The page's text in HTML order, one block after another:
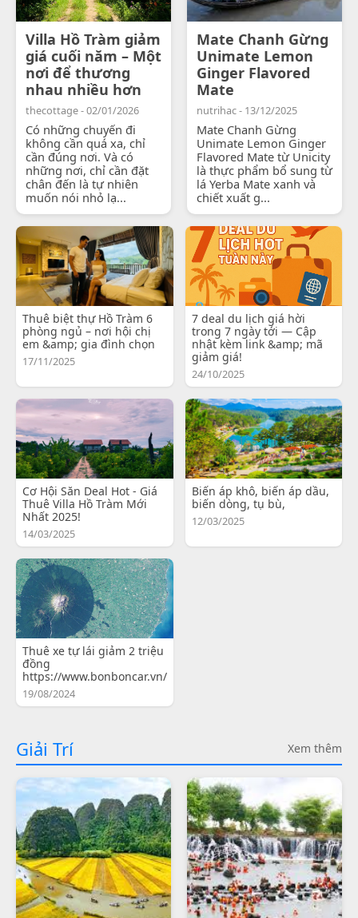
Villa Hồ Tràm giảm
giá cuối năm – Một
nơi để thương
nhau nhiều hơn
thecottage - 02/01/2026
Có những chuyến đi
không cần quá xa, chỉ
cần đúng nơi. Và có
những nơi, chỉ cần đặt
chân đến là tự nhiên
muốn nói nhỏ lạ...
Mate Chanh Gừng
Unimate Lemon
Ginger Flavored
Mate
nutrihac - 13/12/2025
Mate Chanh Gừng
Unimate Lemon Ginger
Flavored Mate từ Unicity
là thực phẩm bổ sung từ
lá Yerba Mate xanh và
chiết xuất g...
Thuê biệt thự Hồ Tràm 6
phòng ngủ – nơi hội chị
em &amp; gia đình chọn
17/11/2025
7 deal du lịch giá hời
trong 7 ngày tới — Cập
nhật kèm link &amp; mã
giảm giá!
24/10/2025
Cơ Hội Săn Deal Hot - Giá
Thuê Villa Hồ Tràm Mới
Nhất 2025!
14/03/2025
Biến áp khô, biến áp dầu,
biến dòng, tụ bù,
12/03/2025
Thuê xe tự lái giảm 2 triệu
đồng
https://www.bonboncar.vn/
19/08/2024
Giải Trí Xem thêm